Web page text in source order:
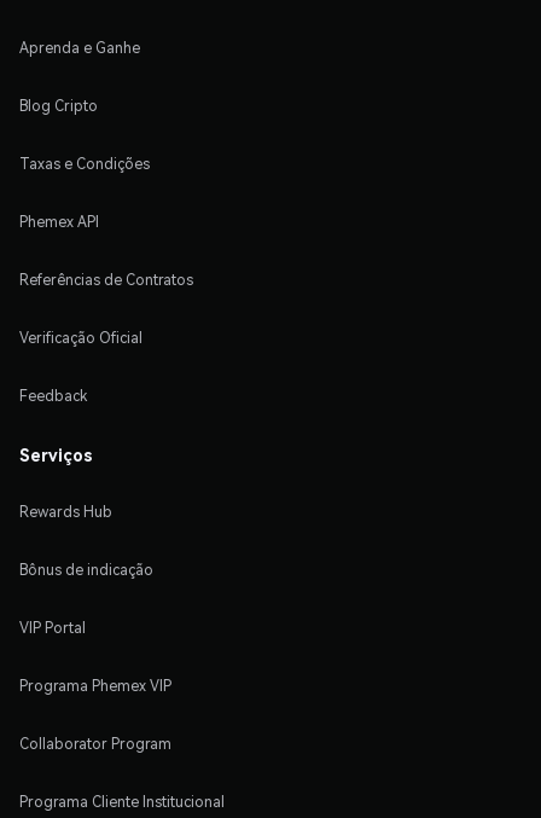
Aprenda e Ganhe
Blog Cripto
Taxas e Condições
Phemex API
Referências de Contratos
Verificação Oficial
Feedback
Serviços
Rewards Hub
Bônus de indicação
VIP Portal
Programa Phemex VIP
Collaborator Program
Programa Cliente Institucional